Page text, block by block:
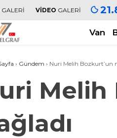
GALERİ VİDEO GALERİ
Van
› Gündem › Nuri Melih Bozkurt’un
Melih